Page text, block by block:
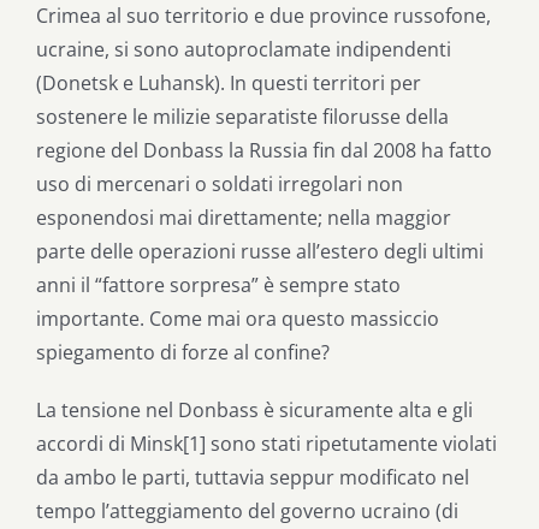
Crimea al suo territorio e due province russofone,
ucraine, si sono autoproclamate indipendenti
(Donetsk e Luhansk). In questi territori per
sostenere le milizie separatiste filorusse della
regione del Donbass la Russia fin dal 2008 ha fatto
uso di mercenari o soldati irregolari non
esponendosi mai direttamente; nella maggior
parte delle operazioni russe all’estero degli ultimi
anni il “fattore sorpresa” è sempre stato
importante. Come mai ora questo massiccio
spiegamento di forze al confine?
La tensione nel Donbass è sicuramente alta e gli
accordi di Minsk[1] sono stati ripetutamente violati
da ambo le parti, tuttavia seppur modificato nel
tempo l’atteggiamento del governo ucraino (di